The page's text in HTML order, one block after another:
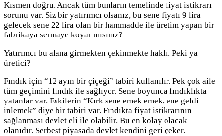
Kısmen doğru. Ancak tüm bunların temelinde fiyat istikrarı
sorunu var. Siz bir yatırımcı olsanız, bu sene fiyatı 9 lira
gelecek sene 22 lira olan bir hammadde ile üretim yapan bir
fabrikaya sermaye koyar mısınız?
Yatırımcı bu alana girmekten çekinmekte haklı. Peki ya
üretici?
Fındık için “12 ayın bir çiçeği” tabiri kullanılır. Pek çok aile
tüm geçimini fındık ile sağlıyor. Sene boyunca fındıklıkta
yatanlar var. Eskilerin “Kırk sene emek emek, ene geldi
inlemek” diye bir tabiri var. Fındıkta fiyat istikrarının
sağlanması devlet eli ile olabilir. Bu en kolay olacak
olanıdır. Serbest piyasada devlet kendini geri çeker.